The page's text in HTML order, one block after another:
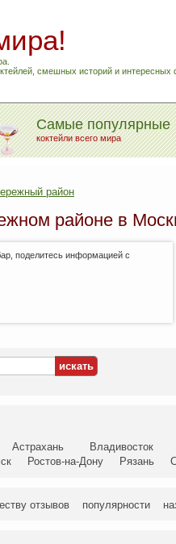
смешных историй и интересных
Самые популярные
коктейли всего мира
район
районе в
поделитесь информацией с
Астрахань Владивосток
Ростов-на-Дону Рязань
отзывов популярности